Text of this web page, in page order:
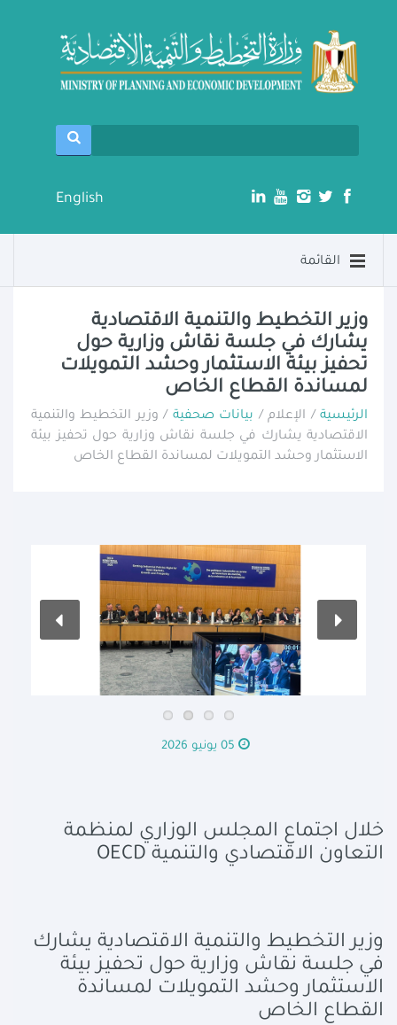
English
القائمة
وزير التخطيط والتنمية الاقتصادية
يشارك في جلسة نقاش وزارية حول
تحفيز بيئة الاستثمار وحشد التمويلات
لمساندة القطاع الخاص
الرئيسية/ الإعلام / بيانات صحفية / وزير التخطيط والتنمية
الاقتصادية يشارك في جلسة نقاش وزارية حول تحفيز بيئة
الاستثمار وحشد التمويلات لمساندة القطاع الخاص
05 يونيو 2026
خلال اجتماع المجلس الوزاري لمنظمة
التعاون الاقتصادي والتنمية OECD
وزير التخطيط والتنمية الاقتصادية يشارك
في جلسة نقاش وزارية حول تحفيز بيئة
الاستثمار وحشد التمويلات لمساندة
القطاع الخاص